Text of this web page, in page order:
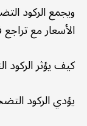
ويجمع الركود
الأسعار مع
كيف يؤثر الركود
يؤدي الركود